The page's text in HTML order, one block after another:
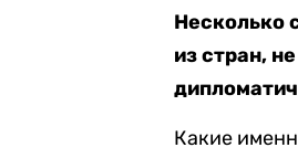
Несколько
из стран,
Какие